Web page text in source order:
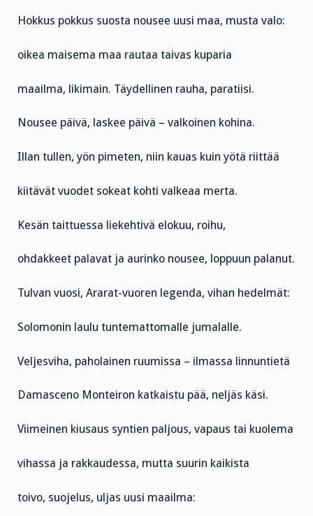
Hokkus pokkus suosta nousee uusi maa, musta valo:
oikea maisema maa rautaa taivas kuparia
maailma, likimain. Täydellinen rauha, paratiisi.
Nousee päivä, laskee päivä – valkoinen kohina.
Illan tullen, yön pimeten, niin kauas kuin yötä riittää
kiitävät vuodet sokeat kohti valkeaa merta.
Kesän taittuessa liekehtivä elokuu, roihu,
ohdakkeet palavat ja aurinko nousee, loppuun palanut.
Tulvan vuosi, Ararat-vuoren legenda, vihan hedelmät:
Solomonin laulu tuntemattomalle jumalalle.
Veljesviha, paholainen ruumissa – ilmassa linnuntietä
Damasceno Monteiron katkaistu pää, neljäs käsi.
Viimeinen kiusaus syntien paljous, vapaus tai kuolema
vihassa ja rakkaudessa, mutta suurin kaikista
toivo, suojelus, uljas uusi maailma: